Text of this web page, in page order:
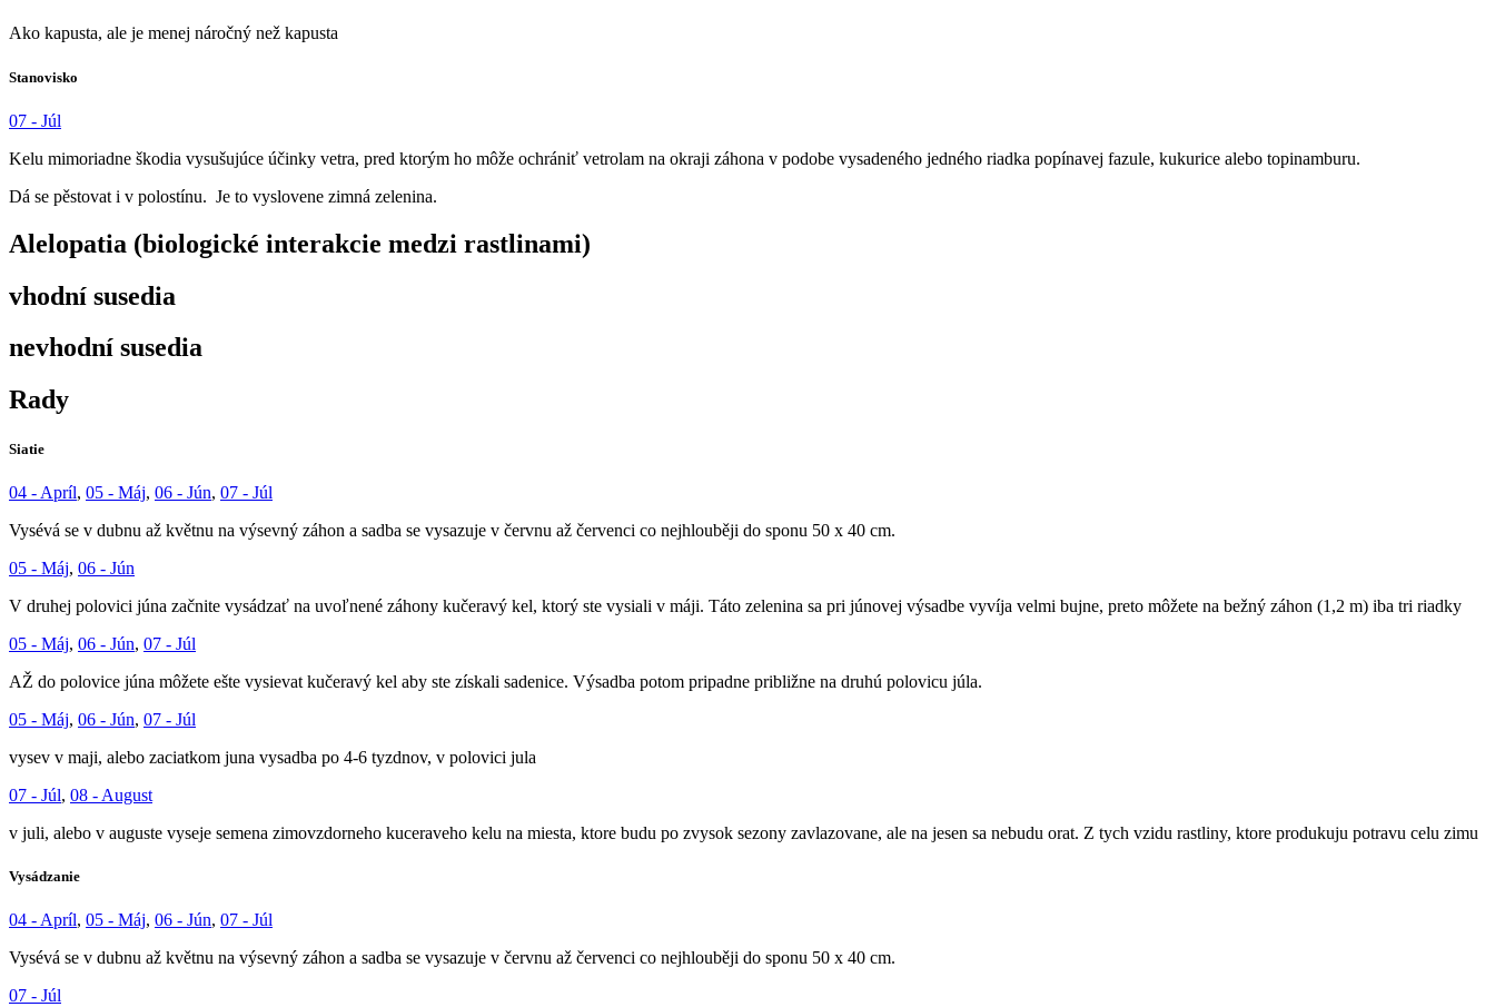
Ako kapusta, ale je menej náročný než kapusta
Stanovisko
07 - Júl
Kelu mimoriadne škodia vysušujúce účinky vetra, pred ktorým ho môže ochrániť vetrolam na okraji záhona v podobe vysadeného jed­ného riadka popínavej fazule, ku­kurice alebo topinamburu.
Dá se pěstovat i v polostínu. Je to vyslovene zim­ná zelenina.
Alelopatia (biologické interakcie medzi rastlinami)
vhodní susedia
nevhodní susedia
Rady
Siatie
04 - Apríl, 05 - Máj, 06 - Jún, 07 - Júl
Vysévá se v dubnu až květnu na výsevný záhon a sadba se vysazuje v červnu až červenci co nejhlouběji do spo­nu 50 x 40 cm.
05 - Máj, 06 - Jún
V druhej polovici júna začnite vysádzať na uvoľnené záhony kučeravý kel, ktorý ste vysiali v máji. Táto zelenina sa pri júnovej výsadbe vyvíja velmi bujne, preto môžete na bežný záhon (1,2 m) iba tri riadky
05 - Máj, 06 - Jún, 07 - Júl
AŽ do polovice júna môžete ešte vysievat kučeravý kel aby ste získali sadenice. Výsadba potom pripadne približne na druhú polovicu júla.
05 - Máj, 06 - Jún, 07 - Júl
vysev v maji, alebo zaciatkom juna vysadba po 4-6 tyzdnov, v polovici jula
07 - Júl, 08 - August
v juli, alebo v auguste vyseje semena zimovzdorneho kuceraveho kelu na miesta, ktore budu po zvysok sezony zavlazovane, ale na jesen sa nebudu orat. Z tych vzidu rastliny, ktore produkuju potravu celu zimu
Vysádzanie
04 - Apríl, 05 - Máj, 06 - Jún, 07 - Júl
Vysévá se v dubnu až květnu na výsevný záhon a sadba se vysazuje v červnu až červenci co nejhlouběji do spo­nu 50 x 40 cm.
07 - Júl